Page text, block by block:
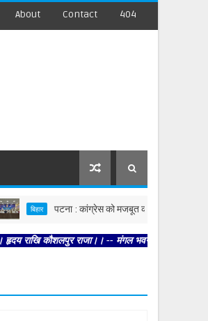
About Contact 404
पटना : कांग्रेस को मजबूत करें, पार्टी आपको मजबूत करेगी
कौशलपुर राजा।। -- मंगल भवन अमंगल हारी। द्रवहु